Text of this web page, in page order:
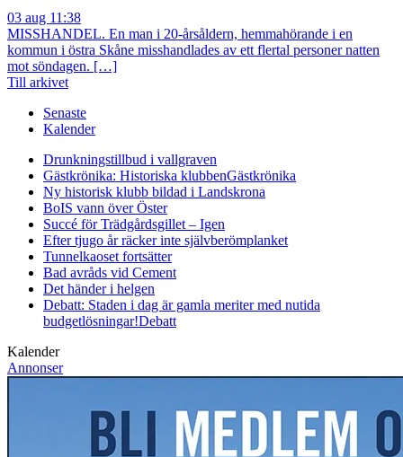
03 aug 11:38
MISSHANDEL. En man i 20-årsåldern, hemmahörande i en
kommun i östra Skåne misshandlades av ett flertal personer natten
mot söndagen. […]
Till arkivet
Senaste
Kalender
Drunkningstillbud i vallgraven
Gästkrönika: Historiska klubbenGästkrönika
Ny historisk klubb bildad i Landskrona
BoIS vann över Öster
Succé för Trädgårdsgillet – Igen
Efter tjugo år räcker inte självberömplanket
Tunnelkaoset fortsätter
Bad avråds vid Cement
Det händer i helgen
Debatt: Staden i dag är gamla meriter med nutida
budgetlösningar!Debatt
Kalender
Annonser